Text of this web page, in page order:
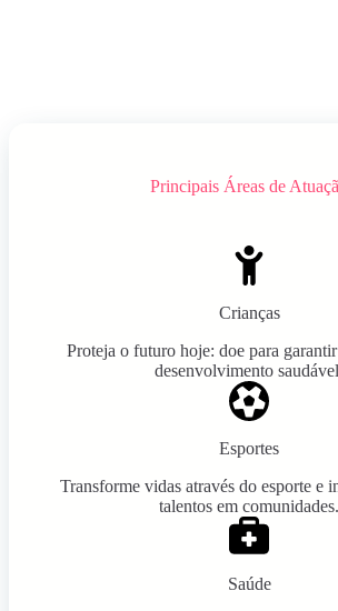
Principais Áreas de
Crianças
Proteja o futuro hoje: doe para
desenvolvimento
Esportes
Transforme vidas através do esporte e
talentos em comunidades.
Saúde